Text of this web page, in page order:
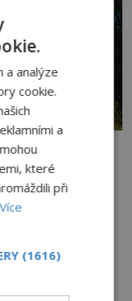
a přízraky
v Česku
u ohně. Po
a zámky,
přízraky,
se dějí podivné
a analýze
cookie.
a
které
při
Více
(1616)